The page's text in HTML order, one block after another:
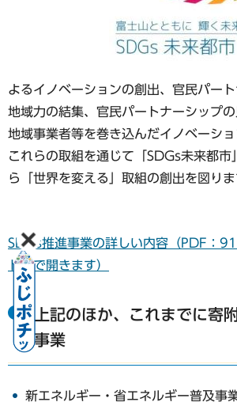
よるイノベーションの創出、官民パー
地域力の結集、官民パートナーシップの
地域事業者等を巻き込んだイノベーショ
これらの取組を通じて「SDGs未来都市
ら「世界を変える」取組の創出を図りま
SDGs推進事業の詳しい内容（PDF：
ドウで開きます）
上記のほか、これまでに寄
事業
新エネルギー・省エネルギー普及事